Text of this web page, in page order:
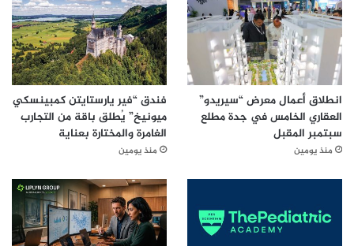
انطلاق أعمال معرض “سيريدو”
العقاري الخامس في جدة مطلع
سبتمبر المقبل
منذ يومين
فندق “فير يارستايتن كمبينسكي
ميونيخ” يُطلق باقة من التجارب
الغامرة والمختارة بعناية
منذ يومين